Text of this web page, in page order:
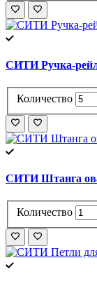
СИТИ Ручка-
Количество
СИТИ Штанга
Количество